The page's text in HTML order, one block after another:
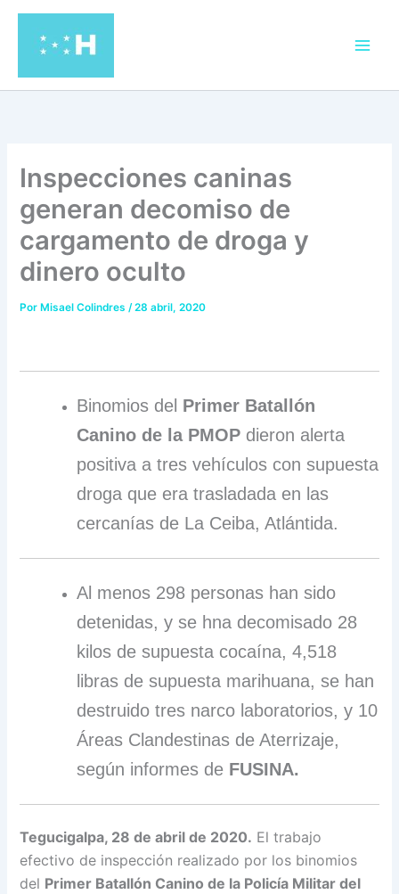
contenido
Inspecciones caninas
generan decomiso de
cargamento de droga y
dinero oculto
Por Misael Colindres/28 abril, 2020
Binomios del Primer Batallón
Canino de la PMOP dieron alerta
positiva a tres vehículos con supuesta
droga que era trasladada en las
cercanías de La Ceiba, Atlántida.
Al menos 298 personas han sido
detenidas, y se hna decomisado 28
kilos de supuesta cocaína, 4,518
libras de supuesta marihuana, se han
destruido tres narco laboratorios, y 10
Áreas Clandestinas de Aterrizaje,
según informes de FUSINA.
Tegucigalpa, 28 de abril de 2020. El trabajo
efectivo de inspección realizado por los binomios
del Primer Batallón Canino de la Policía Militar del